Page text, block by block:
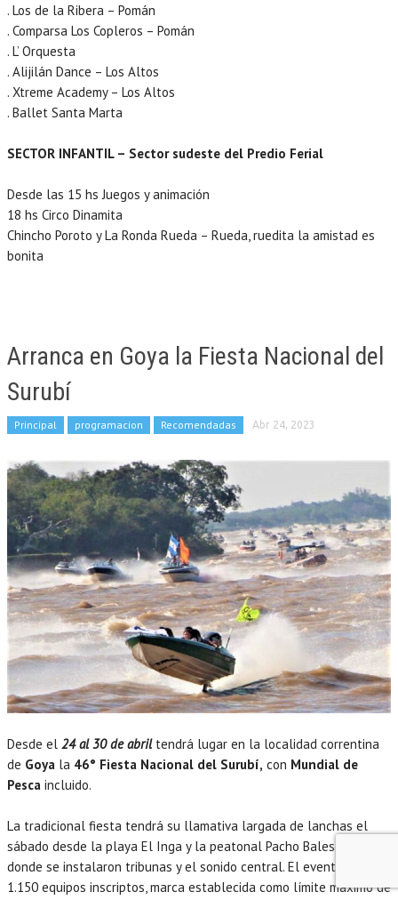
. Los de la Ribera – Pomán
. Comparsa Los Copleros – Pomán
. L’ Orquesta
. Alijilán Dance – Los Altos
. Xtreme Academy – Los Altos
. Ballet Santa Marta
SECTOR INFANTIL – Sector sudeste del Predio Ferial
Desde las 15 hs Juegos y animación
18 hs Circo Dinamita
Chincho Poroto y La Ronda Rueda – Rueda, ruedita la amistad es
bonita
Arranca en Goya la Fiesta Nacional del
Surubí
Principal programacion Recomendadas Abr 24, 2023
Desde el 24 al 30 de abril tendrá lugar en la localidad correntina
de Goya la 46° Fiesta Nacional del Surubí, con Mundial de
Pesca incluido.
La tradicional fiesta tendrá su llamativa largada de lanchas el
sábado desde la playa El Inga y la peatonal Pacho Balestra,
donde se instalaron tribunas y el sonido central. El evento tiene
1.150 equipos inscriptos, marca establecida como límite máximo de